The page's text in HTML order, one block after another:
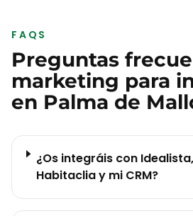
FAQS
Preguntas
marketing para
en Palma de
¿Os integráis con
Habitaclia y mi CRM?